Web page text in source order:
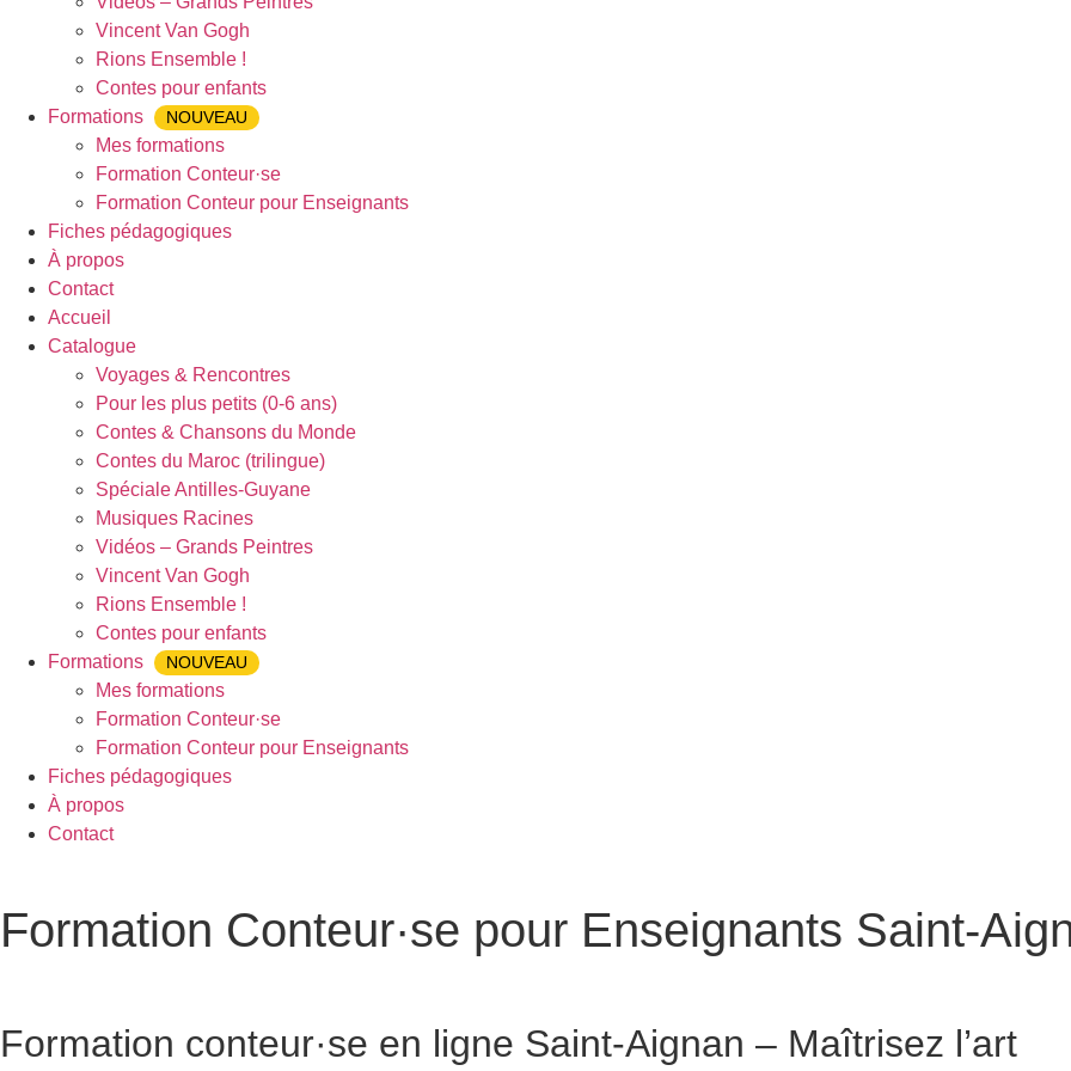
Vincent Van Gogh
Rions Ensemble !
Contes pour enfants
Formations
NOUVEAU
Mes formations
Formation Conteur·se
Formation Conteur pour Enseignants
Fiches pédagogiques
À propos
Contact
Accueil
Catalogue
Voyages & Rencontres
Pour les plus petits (0-6 ans)
Contes & Chansons du Monde
Contes du Maroc (trilingue)
Spéciale Antilles-Guyane
Musiques Racines
Vidéos – Grands Peintres
Vincent Van Gogh
Rions Ensemble !
Contes pour enfants
Formations
NOUVEAU
Mes formations
Formation Conteur·se
Formation Conteur pour Enseignants
Fiches pédagogiques
À propos
Contact
Formation Conteur·se pour Enseignants Saint-
Formation conteur·se en ligne Saint-Aignan – Maîtrisez l’art